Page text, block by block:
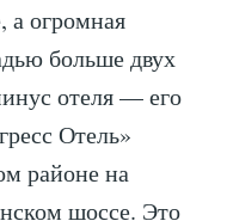
а огромная
больше двух
отеля — его
Отель»
районе на
шоссе. Это